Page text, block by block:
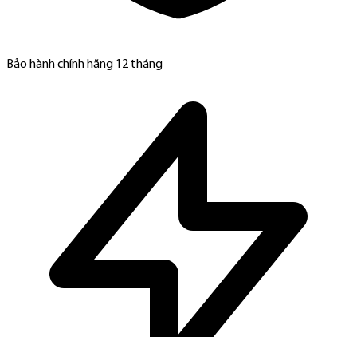
Bảo hành chính hãng 12 tháng